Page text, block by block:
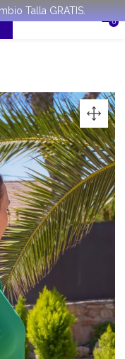
Talla GRATIS.
0